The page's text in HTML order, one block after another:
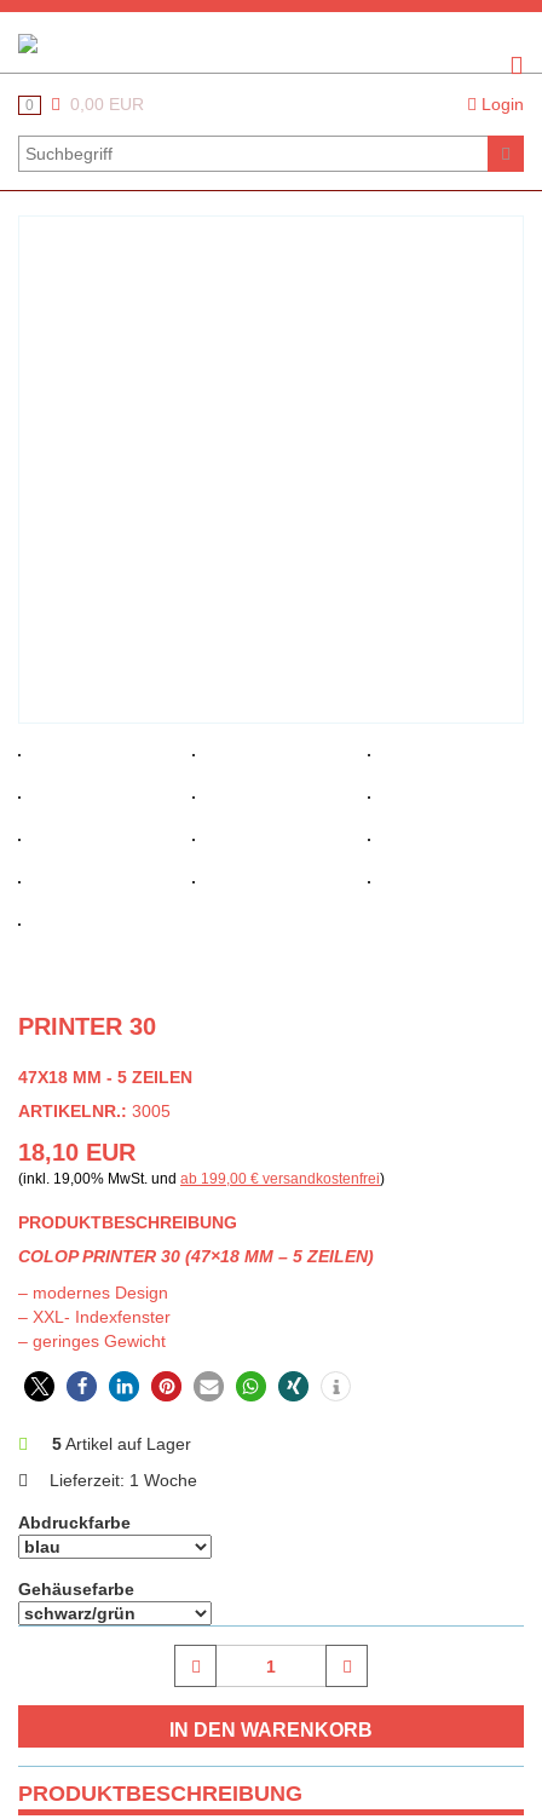
0 0,00 EUR Login
PRINTER 30
47X18 MM - 5 ZEILEN
ARTIKELNR.: 3005
18,10 EUR
(inkl. 19,00% MwSt. und ab 199,00 € versandkostenfrei)
PRODUKTBESCHREIBUNG
COLOP PRINTER 30 (47×18 MM – 5 ZEILEN)
– modernes Design
– XXL- Indexfenster
– geringes Gewicht
5Artikel auf Lager
Lieferzeit: 1 Woche
Abdruckfarbe
Gehäusefarbe
PRODUKTBESCHREIBUNG